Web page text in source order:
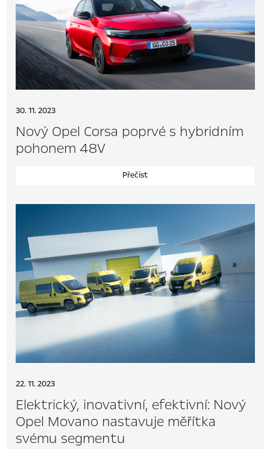
30. 11. 2023
Nový Opel Corsa poprvé s hybridním
pohonem 48V
Přečíst
22. 11. 2023
Elektrický, inovativní, efektivní: Nový
Opel Movano nastavuje měřítka
svému segmentu